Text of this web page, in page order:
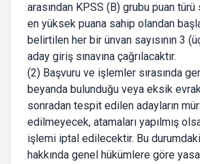
arasından KPSS (B) grubu puan türü
en yüksek puana sahip olandan
belirtilen her bir ünvan sayısının 3
aday giriş sınavına çağrılacaktır.
(2) Başvuru ve işlemler sırasında
beyanda bulunduğu veya eksik
sonradan tespit edilen adayların
edilmeyecek, atamaları yapılmış
işlemi iptal edilecektir. Bu
hakkında genel hükümlere göre